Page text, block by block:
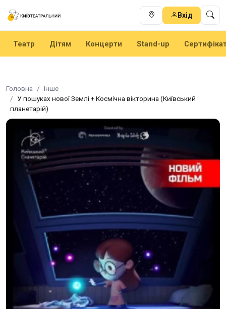
Вхід
Театр Дітям Концерти Stand-up
Головна
Інше
У пошуках нової Землі + Космічна вікторина (Київський
планетарій)